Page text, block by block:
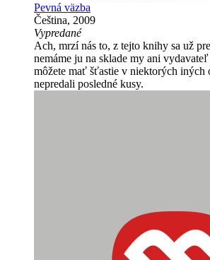
Pevná väzba
Čeština, 2009
Vypredané
Ach, mrzí nás to, z tejto knihy sa už
nemáme ju na sklade my ani
môžete mať šťastie v niektorých iných
nepredali posledné kusy.